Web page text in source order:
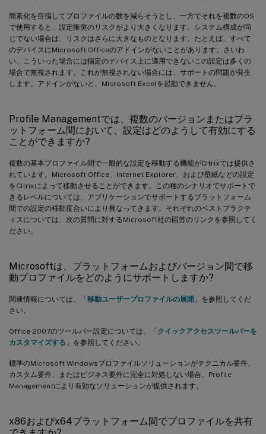
簡素化を目指してプロファイルの数を減らそうとし、一方でそれを複数のOS
で使用すると、設定衝突のリスクがより大きくなります。システム構成が同
じでない場合は、リスクはさらに大きなものとなります。たとえば、すべて
のデバイスにMicrosoft Officeのアドインがないことがあります。さいわ
い、こういった場合には指定のデバイス上に適用できないこの設定は多くの
場合で無視されます。これが無視されない場合には、サポートの問題が発生
します。アドインがないと、Microsoft Excelを起動できません。
Profile Managementでは、複数のバージョンまたはプラ
ットフォーム間において、設定はどのようして有効にする
ことができますか?
複数の基本プロファイル間で一般的な設定を移動する機能がCitrixでは提供さ
れています。Microsoft Office、Internet Explorer、および壁紙などの設定
をCitrixによって移動させることができます。この種のシナリオでサポートで
きるレベルについては、アプリケーションでサポートするプラットフォーム
間での設定の移動度合いにより異なってきます。それぞれのベストプラクテ
ィスについては、次の質問に対するMicrosoft社の回答のリンクを参照してく
ださい。
Microsoftは、プラットフォームおよびバージョン間で移
動プロファイルをどのようにサポートしますか?
関連情報については、「移動ユーザープロファイルの展開 」を参照してくだ
さい。
Office 2007のツールバー設定については、「クイックアクセスツールバーを
カスタマイズする 」を参照してください。
標準のMicrosoft Windowsプロファイルソリューションがテクニカル要件、
カスタム要件、またはビジネス要件に完全に対処しない場合、Profile
Managementにより有効なソリューションが提供されます。
x86およびx64プラットフォーム間でプロファイルを共有